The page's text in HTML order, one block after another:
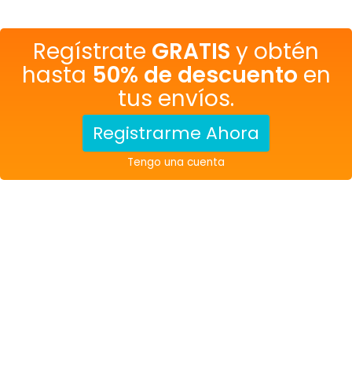
Regístrate GRATIS y obtén
hasta 50% de descuento en
tus envíos.
Registrarme Ahora
Tengo una cuenta